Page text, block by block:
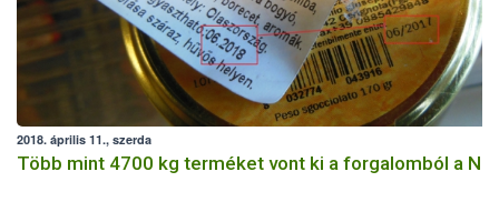
2018. április 11., szerda
Több mint 4700 kg terméket vont ki a forgalomból a